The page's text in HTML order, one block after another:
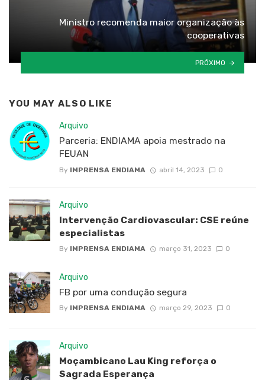
Ministro recomenda maior organização às
cooperativas
PRÓXIMO
YOU MAY ALSO LIKE
Arquivo
Parceria: ENDIAMA apoia mestrado na
FEUAN
By IMPRENSA ENDIAMA abril 14, 2023 0
Arquivo
Intervenção Cardiovascular: CSE reúne
especialistas
By IMPRENSA ENDIAMA março 31, 2023 0
Arquivo
FB por uma condução segura
By IMPRENSA ENDIAMA março 29, 2023 0
Arquivo
Moçambicano Lau King reforça o
Sagrada Esperança